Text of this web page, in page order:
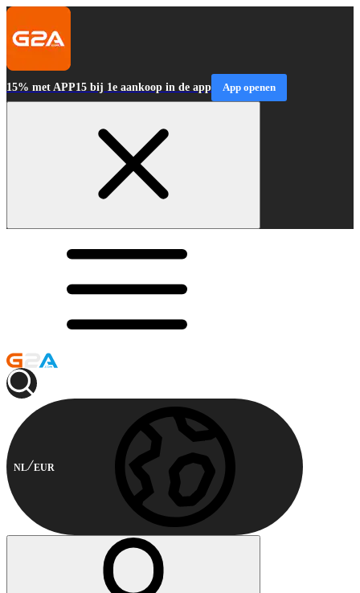
15% met APP15 bij 1e aankoop in de app App openen
NL EUR